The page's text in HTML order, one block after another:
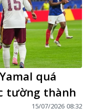
quá
tường thành
15/07/2026 08:32